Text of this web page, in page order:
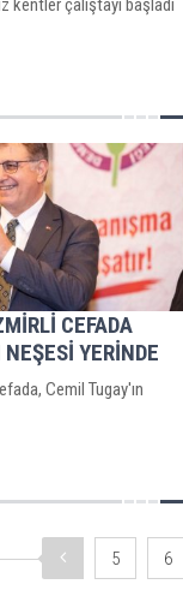
çalıştayı başladı
CEFADA
YERİNDE
Cemil Tugay'ın
5 6